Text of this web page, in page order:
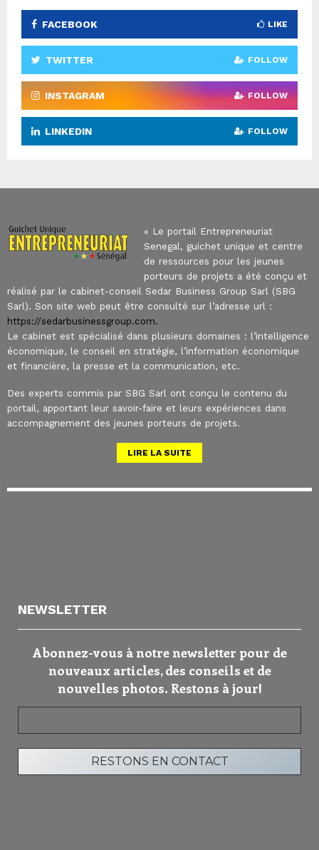
FACEBOOK LIKE
TWITTER FOLLOW
INSTAGRAM FOLLOW
LINKEDIN FOLLOW
« Le portail Entrepreneuriat
Senegal, guichet unique et centre
de ressources pour les jeunes
porteurs de projets a été conçu et
réalisé par le cabinet-conseil Sedar Business Group Sarl (SBG
Sarl). Son site web peut être consulté sur l’adresse url :
https://sedarbusinessgroup.com.
Le cabinet est spécialisé dans plusieurs domaines : l’intelligence
économique, le conseil en stratégie, l’information économique
et financière, la presse et la communication, etc.
Des experts commis par SBG Sarl ont conçu le contenu du
portail, apportant leur savoir-faire et leurs expériences dans
accompagnement des jeunes porteurs de projets.
LIRE LA SUITE
NEWSLETTER
Abonnez-vous à notre newsletter pour de
nouveaux articles, des conseils et de
nouvelles photos. Restons à jour!